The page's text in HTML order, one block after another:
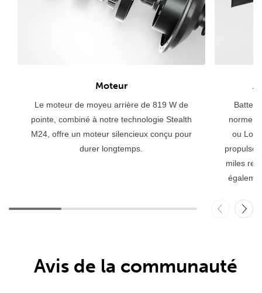
Moteur
Le moteur de moyeu arrière de 819 W de
pointe, combiné à notre technologie Stealth
M24, offre un moteur silencieux conçu pour
durer longtemps.
norme
ou
propulser
miles
Avis de la communauté